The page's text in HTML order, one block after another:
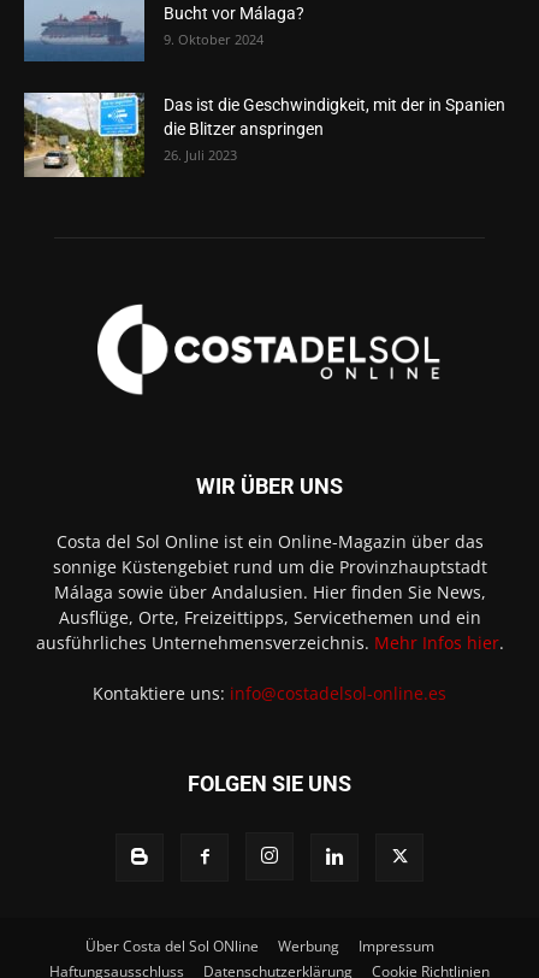
Bucht vor Málaga?
9. Oktober 2024
Das ist die Geschwindigkeit, mit der in Spanien
die Blitzer anspringen
26. Juli 2023
WIR ÜBER UNS
Costa del Sol Online ist ein Online-Magazin über das
sonnige Küstengebiet rund um die Provinzhauptstadt
Málaga sowie über Andalusien. Hier finden Sie News,
Ausflüge, Orte, Freizeittipps, Servicethemen und ein
ausführliches Unternehmensverzeichnis. Mehr Infos hier.
Kontaktiere uns: info@costadelsol-online.es
FOLGEN SIE UNS
Über Costa del Sol ONline Werbung
Impressum
Haftungsausschluss
Datenschutzerklärung Cookie Richtlinien